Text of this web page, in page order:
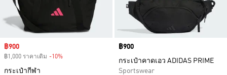
Sale price
฿900
฿1,000 ราคาเดิม -10%
กระเป๋ากีฬา
Price
฿900
กระเป๋าคาดเอว ADIDAS PRIME
Sportswear